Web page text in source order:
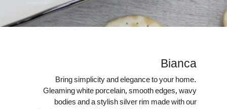
Bianca
Bring simplicity and elegance to your home.
Gleaming white porcelain, smooth edges, wavy
bodies and a stylish silver rim made with our